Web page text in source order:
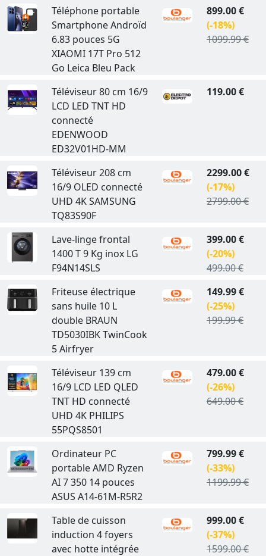
Téléphone portable
Smartphone Androïd
6.83 pouces 5G
XIAOMI 17T Pro 512
Go Leica Bleu Pack
899.00 €
(-18%)
1099.99 €
Téléviseur 80 cm 16/9
LCD LED TNT HD
connecté
EDENWOOD
ED32V01HD-MM
119.00 €
Téléviseur 208 cm
16/9 OLED connecté
UHD 4K SAMSUNG
TQ83S90F
2299.00 €
(-17%)
2799.00 €
Lave-linge frontal
1400 T 9 Kg inox LG
F94N14SLS
399.00 €
(-20%)
499.00 €
Friteuse électrique
sans huile 10 L
double BRAUN
TD5030IBK TwinCook
5 Airfryer
149.99 €
(-25%)
199.99 €
Téléviseur 139 cm
16/9 LCD LED QLED
TNT HD connecté
UHD 4K PHILIPS
55PQS8501
479.00 €
(-26%)
649.00 €
Ordinateur PC
portable AMD Ryzen
AI 7 350 14 pouces
ASUS A14-61M-R5R2
799.99 €
(-33%)
1199.99 €
Table de cuisson
induction 4 foyers
avec hotte intégrée
999.00 €
(-37%)
1599.00 €